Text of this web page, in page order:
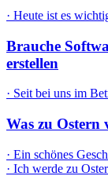
· Heute ist es
Brauche
erstellen
· Seit bei uns im
Was zu Ostern
· Ein schönes
· Ich werde zu